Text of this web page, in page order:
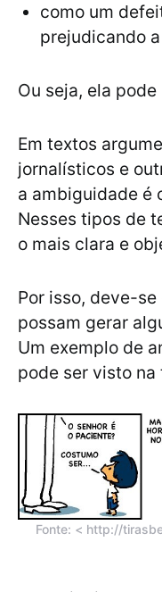
como um
prejudicando
Ou seja, ela pode
Em textos
jornalísticos e
a ambiguidade é
Nesses tipos de
o mais clara e
Por isso, deve-
possam gerar
Um exemplo de
pode ser visto na
Fonte: < http://